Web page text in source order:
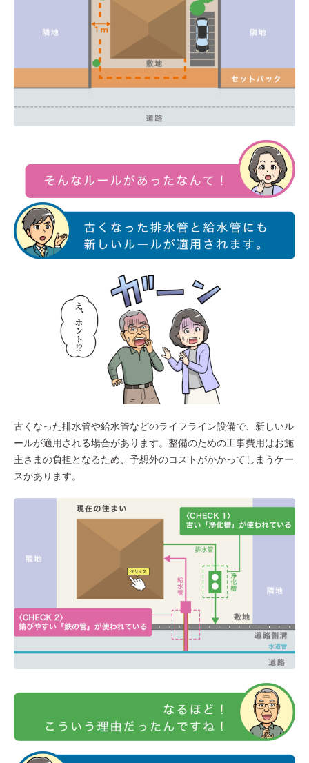
古くなった排水管や給水管などのライフライン設備で、新しいル
ールが適用される場合があります。整備のための工事費用はお施
主さまの負担となるため、予想外のコストがかかってしまうケー
スがあります。